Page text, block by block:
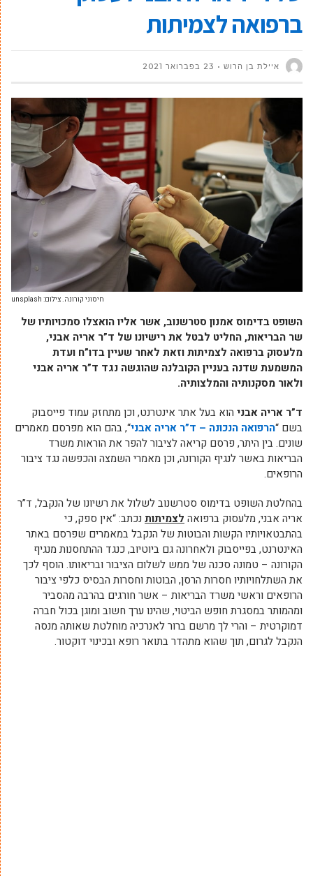
ברפואה לצמיתות
איילת בן הרוש 23 בפברואר 2021
חיסוני קורונה. צילום: unsplash
השופט בדימוס אמנון סטרשנוב, אשר אליו הואצלו סמכויותיו של
שר הבריאות, החליט לבטל את רישיונו של ד”ר אריה אבני,
מלעסוק ברפואה לצמיתות וזאת לאחר שעיין בדו”ח ועדת
המשמעת שדנה בעניין הקובלנה שהוגשה נגד ד”ר אריה אבני
ולאור מסקנותיה והמלצותיה.
ד”ר אריה אבני הוא בעל אתר אינטרנט, וכן מתחזק עמוד פייסבוק
בשם “הרפואה הנכונה – ד”ר אריה אבני“, בהם הוא מפרסם מאמרים
שונים. בין היתר, פרסם קריאה לציבור להפר את הוראות משרד
הבריאות באשר לנגיף הקורונה, וכן מאמרי השמצה והכפשה נגד ציבור
הרופאים.
בהחלטת השופט בדימוס סטרשנוב לשלול את רשיונו של הנקבל, ד”ר
אריה אבני, מלעסוק ברפואה לצמיתות נכתב: “אין ספק, כי
בהתבטאויותיו הקשות והבוטות של הנקבל במאמרים שפרסם באתר
האינטרנט, בפייסבוק ולאחרונה גם ביוטיוב, כנגד ההתחסנות מנגיף
הקורונה – טמונה סכנה של ממש לשלום הציבור ובריאותו. הוסף לכך
את השתלחויותיו חסרות הרסן, הבוטות וחסרות הבסיס כלפי ציבור
הרופאים וראשי משרד הבריאות – אשר חורגים בהרבה מהסביר
ומהמותר במסגרת חופש הביטוי, שהינו ערך חשוב ומוגן בכול חברה
דמוקרטית – והרי לך מרשם ברור לאנרכיה מוחלטת שאותה מנסה
הנקבל לגרום, תוך שהוא מתהדר בתואר רופא ובכינוי דוקטור.